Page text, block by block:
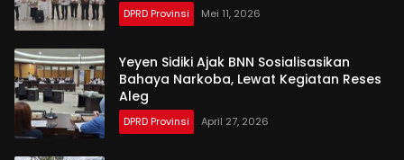
DPRD Provinsi Mei 11, 2026
Yeyen Sidiki Ajak BNN Sosialisasikan
Bahaya Narkoba, Lewat Kegiatan Reses
Aleg
DPRD Provinsi April 27, 2026